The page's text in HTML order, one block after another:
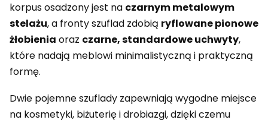
korpus osadzony jest na czarnym metalowym
stelażu, a fronty szuflad zdobią ryflowane pionowe
żłobienia oraz czarne, standardowe uchwyty,
które nadają meblowi minimalistyczną i praktyczną
formę.
Dwie pojemne szuflady zapewniają wygodne miejsce
na kosmetyki, biżuterię i drobiazgi, dzięki czemu